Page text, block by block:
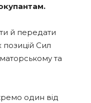
й передати
Сил
та
один від